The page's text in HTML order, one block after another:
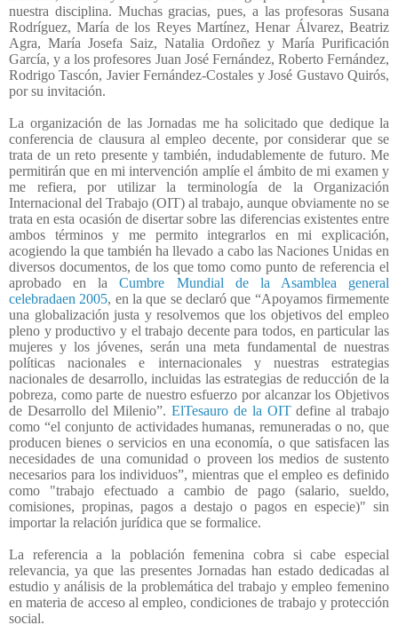
nuestra disciplina. Muchas gracias, pues, a las profesoras Susana
Rodríguez, María de los Reyes Martínez, Henar Álvarez, Beatriz
Agra, María Josefa Saiz, Natalia Ordoñez y María Purificación
García, y a los profesores Juan José Fernández, Roberto Fernández,
Rodrigo Tascón, Javier Fernández-Costales y José Gustavo Quirós,
por su invitación.
La organización de las Jornadas me ha solicitado que dedique la
conferencia de clausura al empleo decente, por considerar que se
trata de un reto presente y también, indudablemente de futuro. Me
permitirán que en mi intervención amplíe el ámbito de mi examen y
me refiera, por utilizar la terminología de la Organización
Internacional del Trabajo (OIT) al trabajo, aunque obviamente no se
trata en esta ocasión de disertar sobre las diferencias existentes entre
ambos términos y me permito integrarlos en mi explicación,
acogiendo la que también ha llevado a cabo las Naciones Unidas en
diversos documentos, de los que tomo como punto de referencia el
aprobado en laCumbre Mundial de la Asamblea general
celebradaen 2005, en la que se declaró que “Apoyamos firmemente
una globalización justa y resolvemos que los objetivos del empleo
pleno y productivo y el trabajo decente para todos, en particular las
mujeres y los jóvenes, serán una meta fundamental de nuestras
políticas nacionales e internacionales y nuestras estrategias
nacionales de desarrollo, incluidas las estrategias de reducción de la
pobreza, como parte de nuestro esfuerzo por alcanzar los Objetivos
de Desarrollo del Milenio”.ElTesauro de la OITdefine al trabajo
como “el conjunto de actividades humanas, remuneradas o no, que
producen bienes o servicios en una economía, o que satisfacen las
necesidades de una comunidad o proveen los medios de sustento
necesarios para los individuos”, mientras que el empleo es definido
como "trabajo efectuado a cambio de pago (salario, sueldo,
comisiones, propinas, pagos a destajo o pagos en especie)" sin
importar la relación jurídica que se formalice.
La referencia a la población femenina cobra si cabe especial
relevancia, ya que las presentes Jornadas han estado dedicadas al
estudio y análisis de la problemática del trabajo y empleo femenino
en materia de acceso al empleo, condiciones de trabajo y protección
social.